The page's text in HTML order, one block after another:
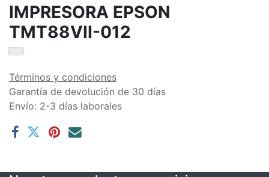
IMPRESORA EPSON
TMT88VII-012
Términos y condiciones
Garantía de devolución de 30 días
Envío: 2-3 días laborales